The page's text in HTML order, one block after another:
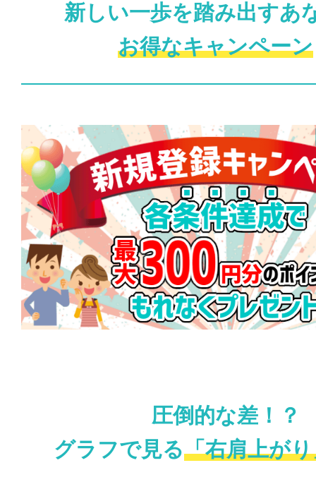
新しい一歩を踏み出すあ
お得なキャンペーン
圧倒的な差！？
グラフで見る「右肩上が